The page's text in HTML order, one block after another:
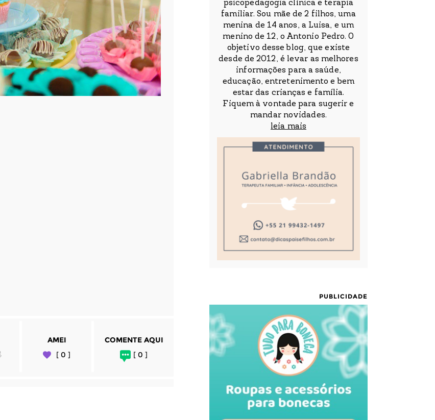
AMEI
[ 0 ]
COMENTE AQUI
[ 0 ]
psicopedagogia clínica e terapia
familiar. Sou mãe de 2 filhos, uma
menina de 14 anos, a Luisa, e um
menino de 12, o Antonio Pedro. O
objetivo desse blog, que existe
desde de 2012, é levar as melhores
informações para a saúde,
educação, entretenimento e bem
estar das crianças e família.
Fiquem à vontade para sugerir e
mandar novidades.
leia mais
PUBLICIDADE